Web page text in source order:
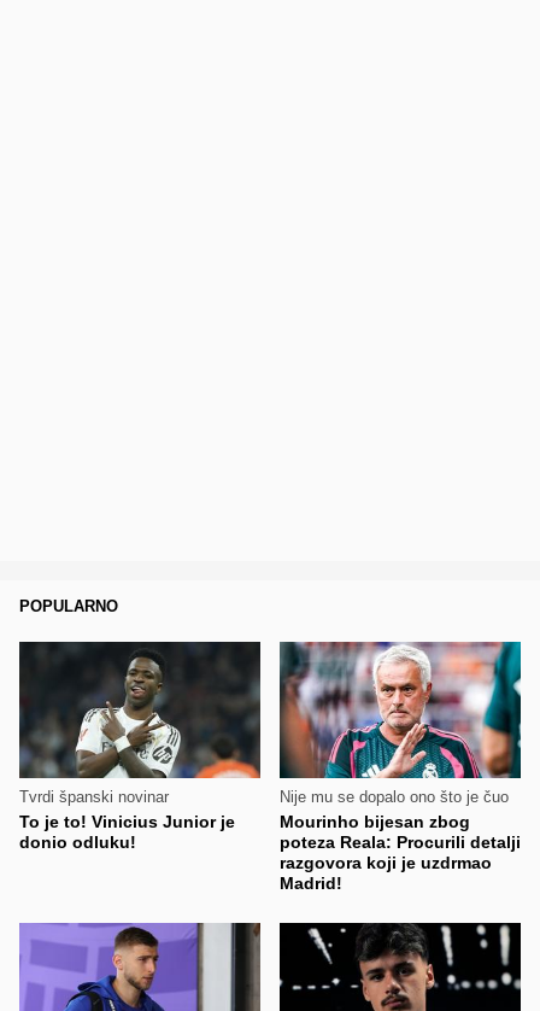
POPULARNO
Tvrdi španski novinar
To je to! Vinicius Junior je
donio odluku!
Nije mu se dopalo ono što je čuo
Mourinho bijesan zbog
poteza Reala: Procurili detalji
razgovora koji je uzdrmao
Madrid!